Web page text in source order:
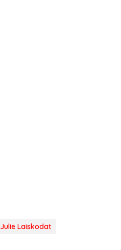
Julie Laiskodat